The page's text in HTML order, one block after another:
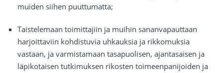
muiden siihen puuttumatta;
Taistelemaan toimittajiin ja muihin sananvapauttaan
harjoittaviin kohdistuvia uhkauksia ja rikkomuksia
vastaan, ja varmistamaan tasapuolisen, ajantasaisen ja
läpikotaisen tutkimuksen rikosten toimeenpanijoiden ja